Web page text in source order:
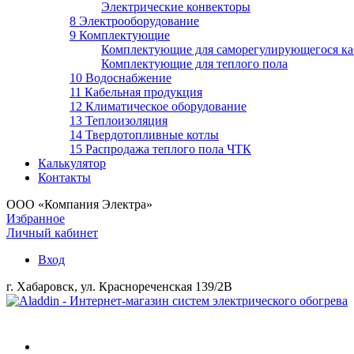
Электрические конвекторы
8 Электрооборудование
9 Комплектующие
Комплектующие для саморегулирующегося
Комплектующие для теплого пола
10 Водоснабжение
11 Кабельная продукция
12 Климатическое оборудование
13 Теплоизоляция
14 Твердотопливные котлы
15 Распродажа теплого пола ЧТК
Калькулятор
Контакты
ООО «Компания Электра»
Избранное
Личный кабинет
Вход
г. Хабаровск, ул. Краснореченская 139/2В